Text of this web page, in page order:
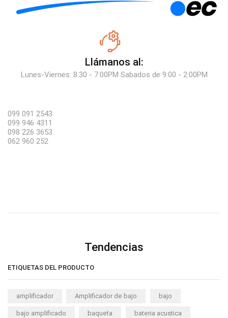
Llámanos al:
Lunes-Viernes: 8:30 - 7:00PM Sabados de 9:00 - 2:00PM
099 091 2543
099 946 4311
098 226 3653
062 960 252
Tendencias
ETIQUETAS DEL PRODUCTO
amplificador Amplificador de bajo bajo
bajo amplificado baqueta bateria acustica